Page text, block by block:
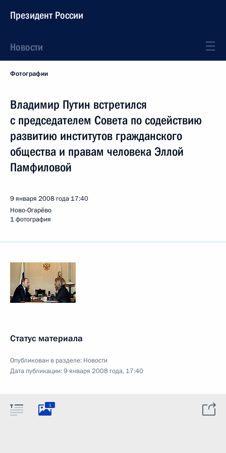
Президент России
Новости
Фотографии
Владимир Путин встретился
с председателем Совета по содействию
развитию институтов гражданского
общества и правам человека Эллой
Памфиловой
9 января 2008 года 17:40
Ново-Огарёво
1 фотография
Статус материала
Опубликован в разделе: Новости
Дата публикации:9 января 2008 года, 17:40
1